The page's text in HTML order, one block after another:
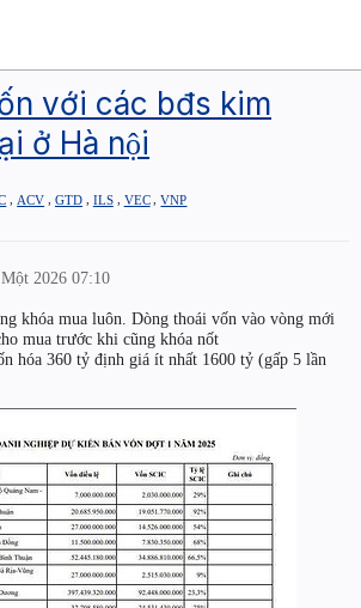
với các bđs kim
ở Hà nội
ACV GTD ILS VEC ,VNP
2026 07:10
khóa mua luôn. Dòng thoái vốn vào vòng mới
mua trước khi cũng khóa nốt
hóa 360 tỷ định giá ít nhất 1600 tỷ (gấp 5 lần